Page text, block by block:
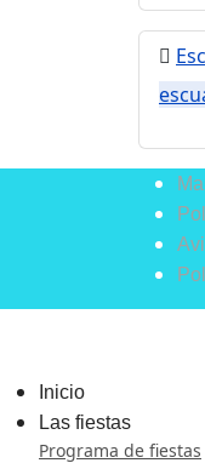
Inicio
Las fiestas
Programa de fiestas